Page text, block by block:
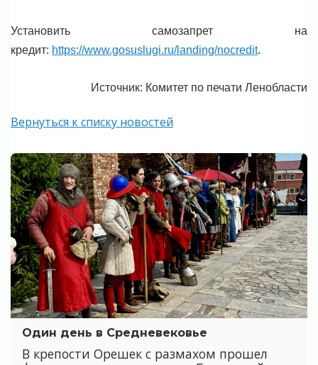
Установить самозапрет на
кредит: https://www.gosuslugi.ru/landing/nocredit.
Источник: Комитет по печати Ленобласти
Вернуться к списку новостей
Один день в Средневековье
В крепости Орешек с размахом прошел